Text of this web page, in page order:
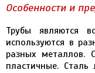
Особенности и
Трубы являются
используются в
разных металлов.
пластичные. Сталь